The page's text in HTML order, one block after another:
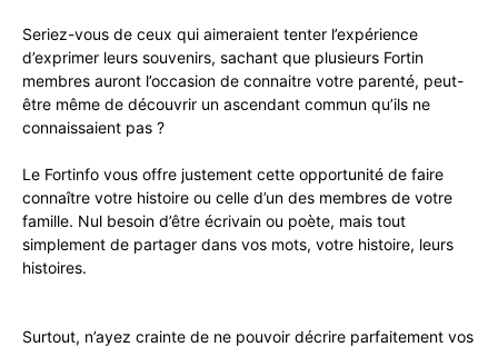
Seriez-vous de ceux qui aimeraient tenter l’expérience
d’exprimer leurs souvenirs, sachant que plusieurs Fortin
membres auront l’occasion de connaitre votre parenté, peut-
être même de découvrir un ascendant commun qu’ils ne
connaissaient pas ?
Le Fortinfo vous offre justement cette opportunité de faire
connaître votre histoire ou celle d’un des membres de votre
famille. Nul besoin d’être écrivain ou poète, mais tout
simplement de partager dans vos mots, votre histoire, leurs
histoires.
Surtout, n’ayez crainte de ne pouvoir décrire parfaitement vos